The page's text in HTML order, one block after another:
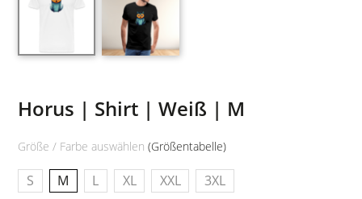
Horus | Shirt | Weiß | M
Größe / Farbe auswählen(Größentabelle)
S M L XL XXL 3XL